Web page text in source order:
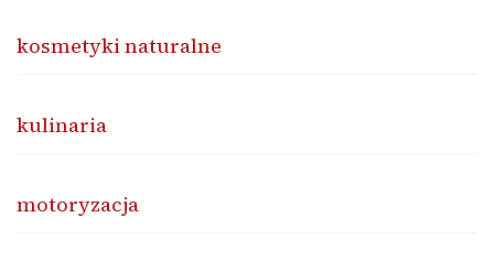
kosmetyki naturalne
kulinaria
motoryzacja